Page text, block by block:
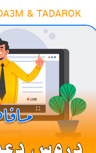
& TADAROK